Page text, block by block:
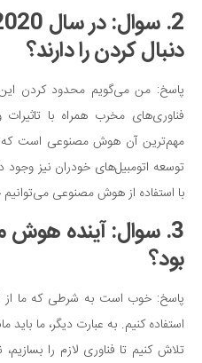
اخبار
دنبال کردن را دارند؟
پاسخ: من می‌گویم محدود کردن
فناوری‌های مخرب همراه با
مهم‌ترین آن هوش مصنوعی است که
توسعه اتومبیل‌های خودران نیز وجود
با استفاده از هوش مصنوعی می‌توانیم
3. سوال: آینده
بود؟
پاسخ: خوب است به شرطی که ما از
استفاده کنیم. به عبارت دیگر، ما باید
تلاش کنیم تا فناوری لازم را